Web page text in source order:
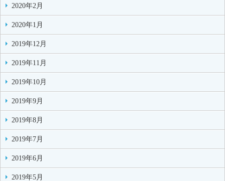
2020年2月
2020年1月
2019年12月
2019年11月
2019年10月
2019年9月
2019年8月
2019年7月
2019年6月
2019年5月